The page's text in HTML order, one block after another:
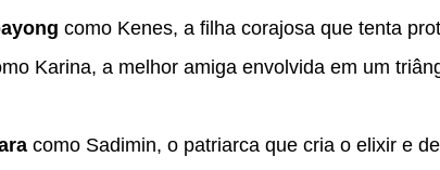
como Kenes, a filha corajosa que tenta
Karina, a melhor amiga envolvida em um
como Sadimin, o patriarca que cria o elixir e